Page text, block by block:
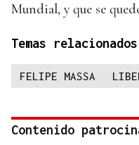
Mundial, y que se
Temas relacionados
FELIPE MASSA
Contenido